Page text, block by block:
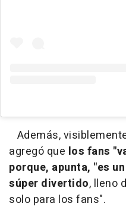
Además,
agregó que los fans
porque, apunta, "es
súper divertido, lleno
solo para los fans".